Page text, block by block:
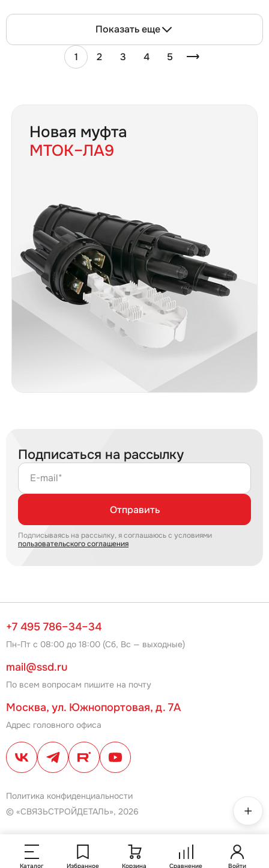
Войти
Избранное Сравнение
Корзина
Каталог
Показать еще
1 2 3 4 5
Новая муфта
МТОК–ЛА9
Подписаться на рассылку
E-mail*
Отправить
Подписываясь на рассылку, я соглашаюсь с условиями
пользовательского соглашения
+7 495 786–34–34
Пн-Пт с 08:00 до 18:00 (Сб, Вс — выходные)
mail@ssd.ru
По всем вопросам пишите на почту
Москва, ул. Южнопортовая, д. 7А
Адрес головного офиса
Политика конфиденциальности
© «СВЯЗЬСТРОЙДЕТАЛЬ», 2026